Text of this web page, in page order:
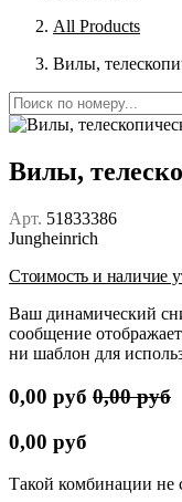
All Products
Вилы,
Вилы,
Арт. 51833386
Jungheinrich
Стоимость и наличие
Ваш динамический
сообщение
ни шаблон для
0,00 руб 0,00руб
0,00 руб
Такой комбинации не